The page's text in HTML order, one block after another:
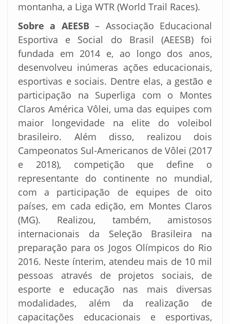
montanha, a Liga WTR (World Trail Races).
Sobre a AEESB– Associação Educacional
Esportiva e Social do Brasil (AEESB) foi
fundada em 2014 e, ao longo dos anos,
desenvolveu inúmeras ações educacionais,
esportivas e sociais. Dentre elas, a gestão e
participação na Superliga com o Montes
Claros América Vôlei, uma das equipes com
maior longevidade na elite do voleibol
brasileiro. Além disso, realizou dois
Campeonatos Sul-Americanos de Vôlei (2017
e 2018), competição que define o
representante do continente no mundial,
com a participação de equipes de oito
países, em cada edição, em Montes Claros
(MG). Realizou, também, amistosos
internacionais da Seleção Brasileira na
preparação para os Jogos Olímpicos do Rio
2016. Neste ínterim, atendeu mais de 10 mil
pessoas através de projetos sociais, de
esporte e educação nas mais diversas
modalidades, além da realização de
capacitações educacionais e esportivas,